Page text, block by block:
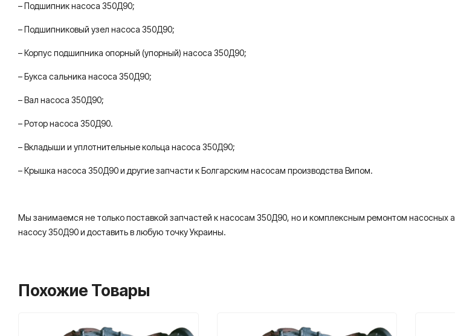
– Подшипник насоса 350Д90;
– Подшипниковый узел насоса 350Д90;
– Корпус подшипника опорный (упорный) насоса 350Д90;
– Букса сальника насоса 350Д90;
– Вал насоса 350Д90;
– Ротор насоса 350Д90.
– Вкладыши и уплотнительные кольца насоса 350Д90;
– Крышка насоса 350Д90 и другие запчасти к Болгарским насосам производства Випом.
Мы занимаемся не только поставкой запчастей к насосам 350Д90, но и комплексным ремонтом
насосу 350Д90 и доставить в любую точку Украины.
Похожие Товары